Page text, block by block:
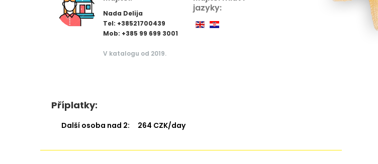
Nada Delija
Tel: +38521700439
Mob: +385 99 699 3001
V katalogu od 2019.
jazyky:
Příplatky:
Další osoba nad 2: 264 CZK/day